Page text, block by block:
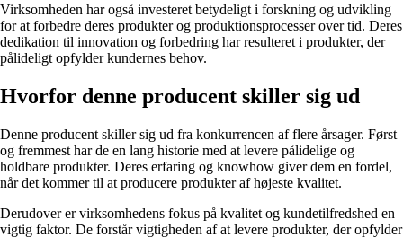
Virksomheden har også investeret betydeligt i forskning og udvikling
for at forbedre deres produkter og produktionsprocesser over tid. Deres
dedikation til innovation og forbedring har resulteret i produkter, der
pålideligt opfylder kundernes behov.
Hvorfor denne producent skiller sig ud
Denne producent skiller sig ud fra konkurrencen af flere årsager. Først
og fremmest har de en lang historie med at levere pålidelige og
holdbare produkter. Deres erfaring og knowhow giver dem en fordel,
når det kommer til at producere produkter af højeste kvalitet.
Derudover er virksomhedens fokus på kvalitet og kundetilfredshed en
vigtig faktor. De forstår vigtigheden af at levere produkter, der opfylder